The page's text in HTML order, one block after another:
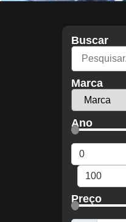
Buscar
Marca
Ano
Preço